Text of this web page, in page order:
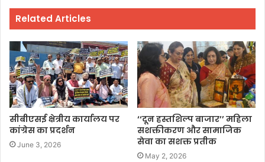
Related Articles
सीबीएसई क्षेत्रीय कार्यालय पर
कांग्रेस का प्रदर्शन
June 3, 2026
‘‘दून हस्तशिल्प बाजार’’ महिला
सशक्तीकरण और सामाजिक
सेवा का सशक्त प्रतीक
May 2, 2026